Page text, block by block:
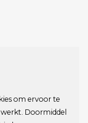
om ervoor te
Doormiddel